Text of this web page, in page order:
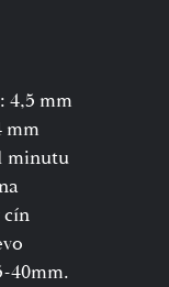
4,5 mm
mm
minutu
cín
40mm.